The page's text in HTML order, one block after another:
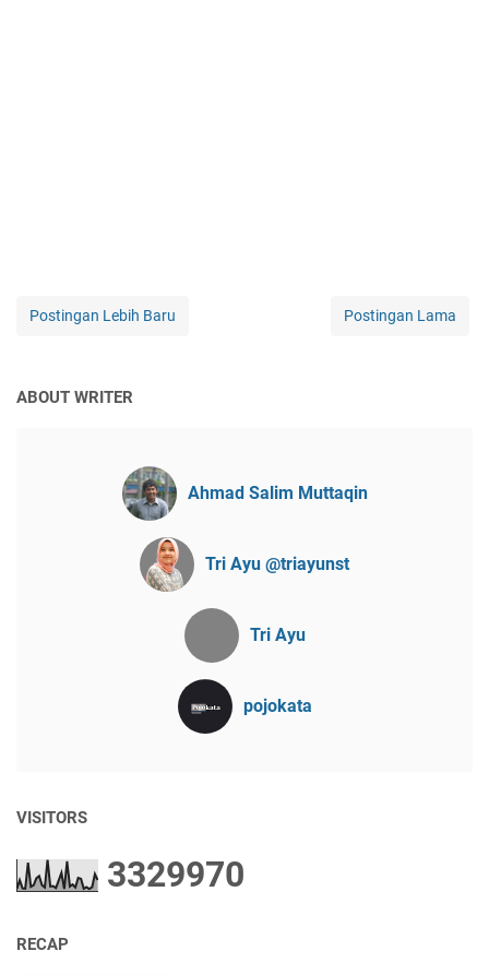
Postingan Lebih Baru Postingan Lama
ABOUT WRITER
Ahmad Salim Muttaqin
Tri Ayu @triayunst
Tri Ayu
pojokata
VISITORS
3329970
RECAP